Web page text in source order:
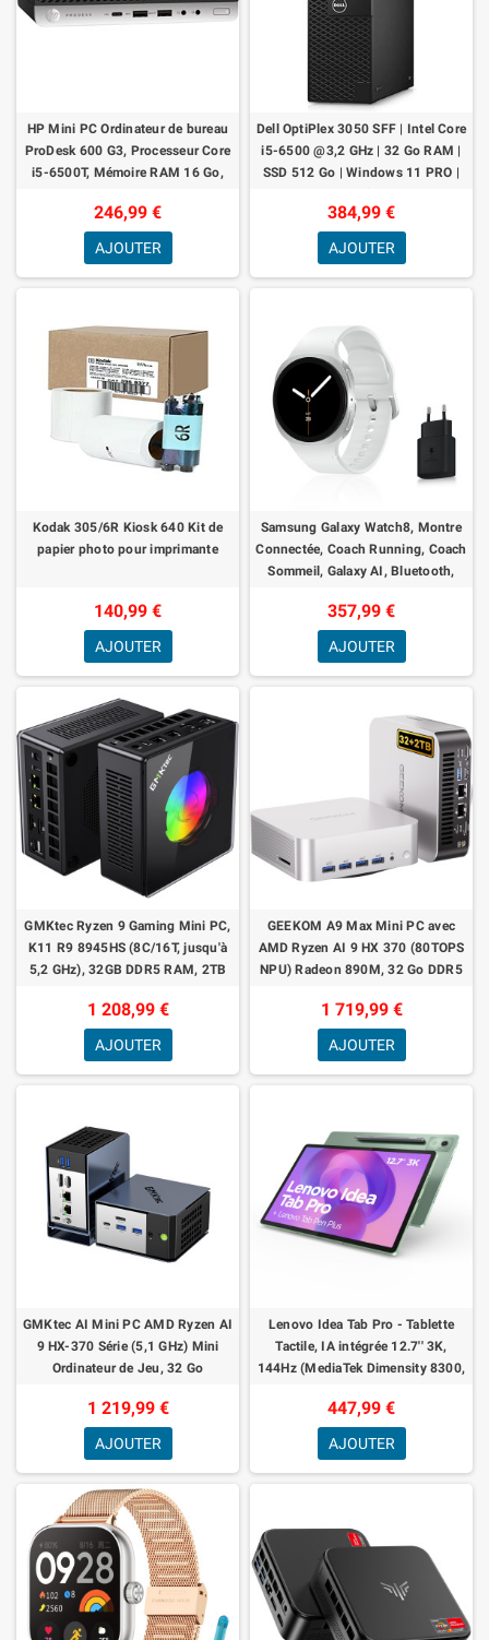
HP Mini PC Ordinateur de bureau
ProDesk 600 G3, Processeur Core
i5-6500T, Mémoire RAM 16 Go,
Win 11
246,99 €
AJOUTER
Dell OptiPlex 3050 SFF | Intel Core
i5-6500 @3,2 GHz | 32 Go RAM |
SSD 512 Go | Windows 11 PRO |
HDMI WIFI Petit format grande p
384,99 €
AJOUTER
Kodak 305/6R Kiosk 640 Kit de
papier photo pour imprimante
140,99 €
AJOUTER
Samsung Galaxy Watch8, Montre
Connectée, Coach Running, Coach
Sommeil, Galaxy AI, Bluetooth,
Rapi
357,99 €
AJOUTER
GMKtec Ryzen 9 Gaming Mini PC,
K11 R9 8945HS (8C/16T, jusqu'à
5,2 GHz), 32GB DDR5 RAM, 2TB
Oculink, Dual
1 208,99 €
AJOUTER
GEEKOM A9 Max Mini PC avec
AMD Ryzen AI 9 HX 370 (80TOPS
NPU) Radeon 890M, 32 Go DDR5
Mini Ordi
1 719,99 €
AJOUTER
GMKtec AI Mini PC AMD Ryzen AI
9 HX-370 Série (5,1 GHz) Mini
Ordinateur de Jeu, 32 Go
Affichage
1 219,99 €
AJOUTER
Lenovo Idea Tab Pro - Tablette
Tactile, IA intégrée 12.7'' 3K,
144Hz (MediaTek Dimensity 8300,
128Go,
447,99 €
AJOUTER